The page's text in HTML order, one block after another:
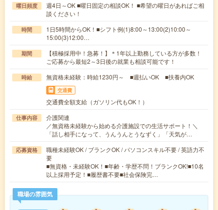
曜日頻度
週4日～OK ■曜日固定の相談OK！ ■希望の曜日があればご相
談ください！
時間
1日5時間からOK！■シフト例(1)8:00～13:00(2)10:00～
15:00(3)12:00…
期間
【積極採用中！急募！】＊1年以上勤務している方が多数！
ご応募から最短2～3日後の就業も相談可能です！
時給 無資格未経験：時給1230円～ ■週払いOK ■扶養内OK
交通費
交通費全額支給（ガソリン代もOK！）
仕事内容
介護関連
／無資格未経験から始める介護施設での生活サポート！＼
「話し相手になって、うんうんとうなずく」「天気が…
応募資格
職種未経験OK / ブランクOK / パソコンスキル不要 / 英語力不
要
■無資格・未経験OK！■年齢・学歴不問！ブランクOK!■10名
以上採用予定！■履歴書不要■社会保険完…
職場の雰囲気